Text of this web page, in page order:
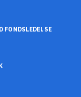
FONDSLEDELSE